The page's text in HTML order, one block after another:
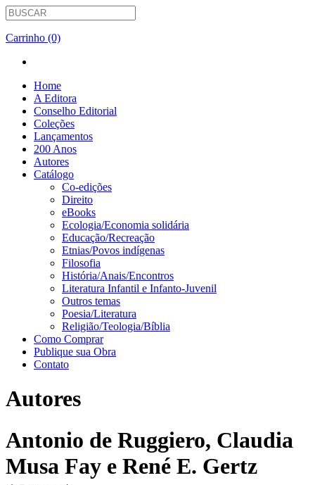
Carrinho (0)
Home
A Editora
Conselho Editorial
Coleções
Lançamentos
200 Anos
Autores
Catálogo
Co-edições
Direito
eBooks
Ecologia/Economia solidária
Educação/Recreação
Etnias/Povos indígenas
Filosofia
História/Anais/Encontros
Literatura Infantil e Infanto-Juvenil
Outros temas
Poesia/Literatura
Religião/Teologia/Bíblia
Como Comprar
Publique sua Obra
Contato
Autores
Antonio de Ruggiero, Claudia
Musa Fay e René E. Gertz